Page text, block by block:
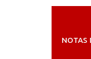
NOTAS